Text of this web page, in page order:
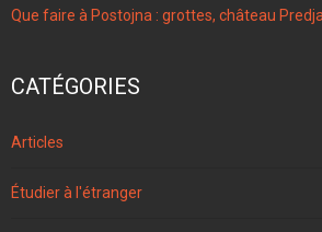
Que faire à Postojna : grottes, château
CATÉGORIES
Articles
Étudier à l'étranger